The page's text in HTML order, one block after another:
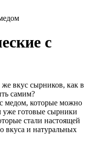
с
вкус сырников, как в
самим?
медом, которые можно
уже готовые сырники
стали настоящей
вкуса и натуральных